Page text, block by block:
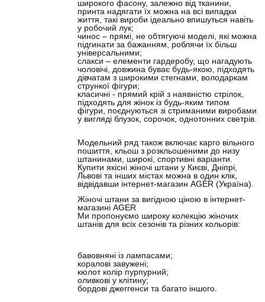
широкого фасону, залежно від тканини,
принта надягати їх можна на всі випадки
життя, такі вироби ідеально впишуться навіть
у робочий лук;
чинос – прямі, не обтягуючі моделі, які можна
підгинати за бажанням, роблячи їх більш
універсальними;
слакси – елементи гардеробу, що нагадують
чоловічі, довжина буває будь-якою, підходять
дівчатам з широкими стегнами, володаркам
стрункої фігури;
класичні - прямий крій з наявністю стрілок,
підходять для жінок із будь-яким типом
фігури, поєднуються зі стриманими виробами
у вигляді блузок, сорочок, однотонних светрів.
Модельний ряд також включає карго вільного
пошиття, кльош з розкльошеними до низу
штанинами, широкі, спортивні варіанти.
Купити якісні жіночі штани у Києві, Дніпрі,
Львові та інших містах можна в один клік,
відвідавши інтернет-магазин AGER (Україна).
Жіночі штани за вигідною ціною в інтернет-
магазині AGER
Ми пропонуємо широку колекцію жіночих
штанів для всіх сезонів та різних кольорів:
бавовняні із лампасами;
коралові завужені;
кюлот колір пурпурний;
оливкові у клітину;
бордові джеггенси та багато іншого.